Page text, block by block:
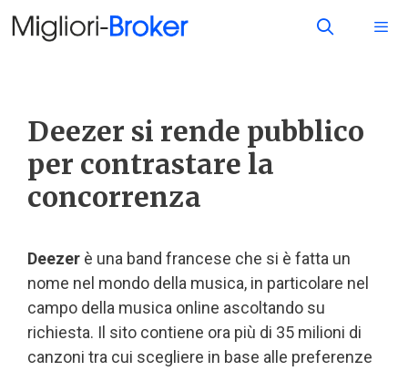
Deezer si rende pubblico
per contrastare la
concorrenza
Deezer è una band francese che si è fatta un
nome nel mondo della musica, in particolare nel
campo della musica online ascoltando su
richiesta. Il sito contiene ora più di 35 milioni di
canzoni tra cui scegliere in base alle preferenze